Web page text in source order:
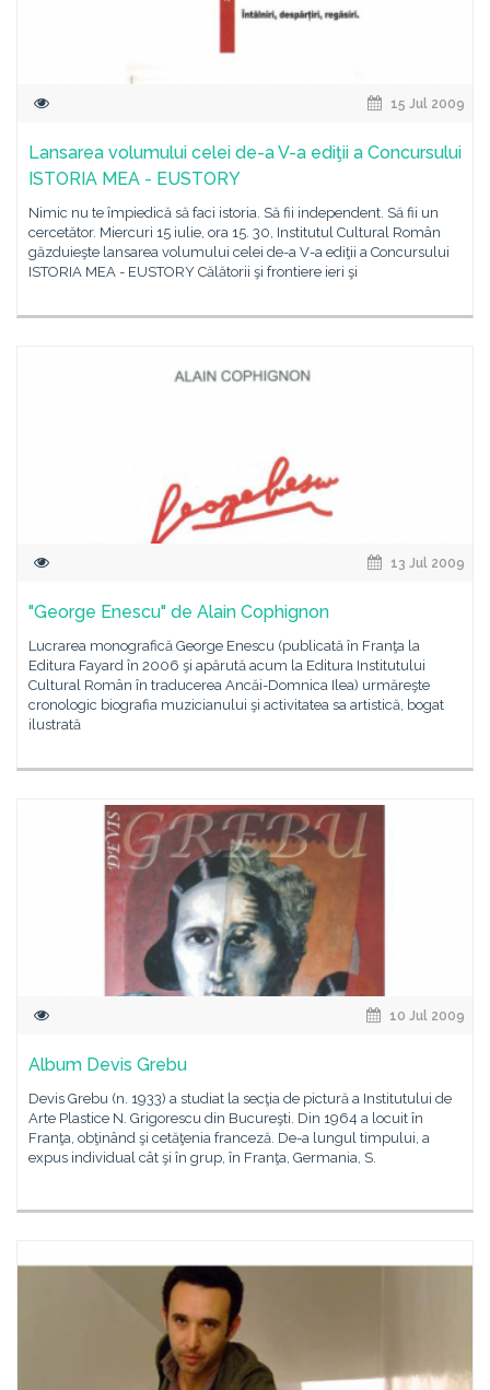
15 Jul 2009
Lansarea volumului celei de-a V-a ediţii a Concursului
ISTORIA MEA - EUSTORY
Nimic nu te împiedică să faci istoria. Să fii independent. Să fii un
cercetător. Miercuri 15 iulie, ora 15. 30, Institutul Cultural Român
găzduieşte lansarea volumului celei de-a V-a ediţii a Concursului
ISTORIA MEA - EUSTORY Călătorii şi frontiere ieri şi
13 Jul 2009
"George Enescu" de Alain Cophignon
Lucrarea monografică George Enescu (publicată în Franţa la
Editura Fayard în 2006 şi apărută acum la Editura Institutului
Cultural Român în traducerea Ancăi-Domnica Ilea) urmăreşte
cronologic biografia muzicianului şi activitatea sa artistică, bogat
ilustrată
10 Jul 2009
Album Devis Grebu
Devis Grebu (n. 1933) a studiat la secţia de pictură a Institutului de
Arte Plastice N. Grigorescu din Bucureşti. Din 1964 a locuit în
Franţa, obţinând şi cetăţenia franceză. De-a lungul timpului, a
expus individual cât şi în grup, în Franţa, Germania, S.